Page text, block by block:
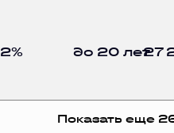
2% до 20 лет27
Показать еще